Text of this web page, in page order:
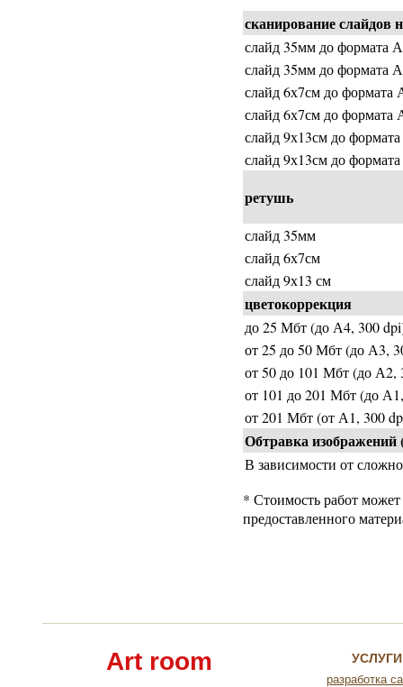
сканирование слайдов
слайд 35мм до формата
слайд 35мм до формата
слайд 6х7см до формата
слайд 6х7см до формата
слайд 9х13см до
слайд 9х13см до
ретушь
слайд 35мм
слайд 6х7см
слайд 9х13 см
цветокоррекция
до 25 Мбт (до А4, 300
от 25 до 50 Мбт (до А3,
от 50 до 101 Мбт (до А2,
от 101 до 201 Мбт (до
от 201 Мбт (от А1, 300
Обтравка изображений
В зависимости от
* Стоимость работ может
предоставленного
Art room УСЛУГИ
разработка